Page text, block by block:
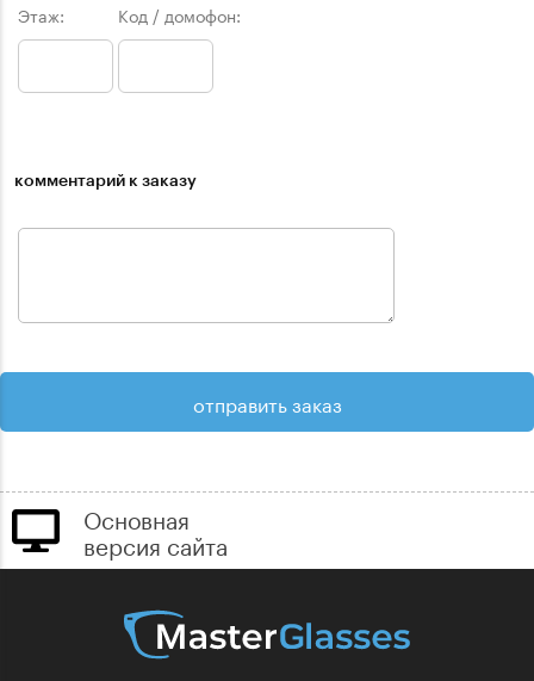
Этаж: Код / домофон:
комментарий к заказу
Основная
версия сайта